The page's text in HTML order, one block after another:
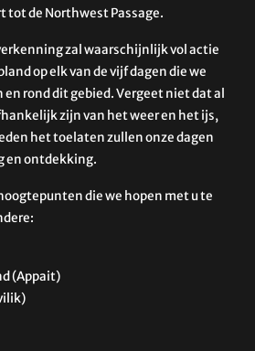
de Northwest Passage.
zal waarschijnlijk vol actie
op elk van de vijf dagen die we
rond dit gebied. Vergeet niet dat al
zijn van het weer en het ijs,
het toelaten zullen onze dagen
en ontdekking.
die we hopen met u te
(Appait)